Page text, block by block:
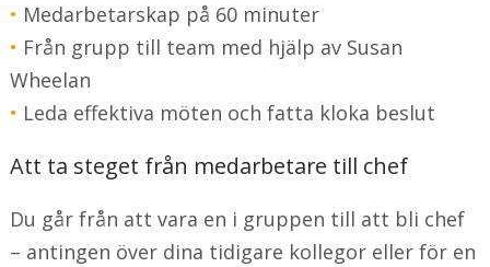
• Medarbetarskap på 60 minuter
• Från grupp till team med hjälp av Susan
Wheelan
• Leda effektiva möten och fatta kloka beslut
Att ta steget från medarbetare till chef
Du går från att vara en i gruppen till att bli chef
– antingen över dina tidigare kollegor eller för en